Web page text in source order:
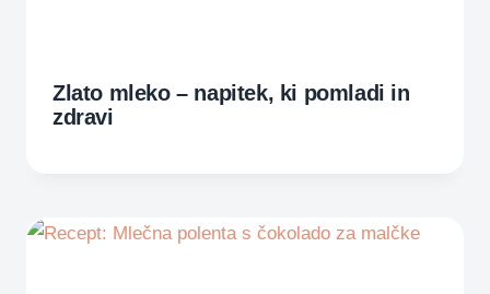
Zlato mleko – napitek, ki pomladi in
zdravi